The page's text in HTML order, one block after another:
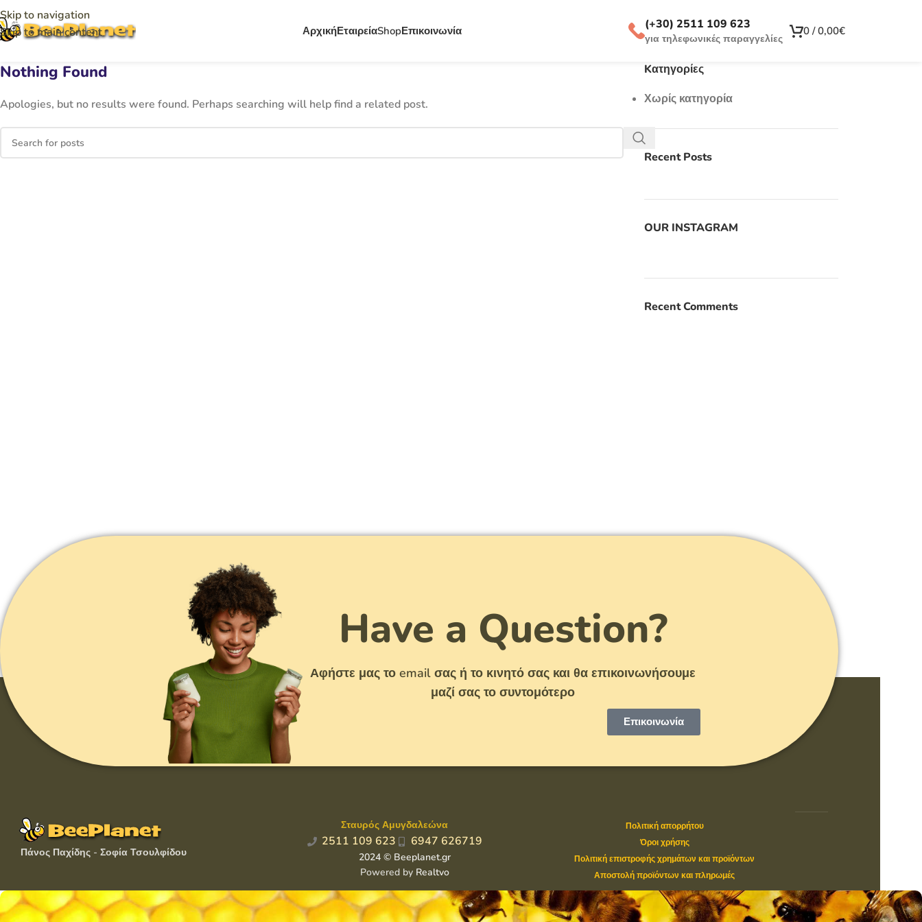
Skip to navigation
Skip to main content
ΑρχικήΕταιρείαShopΕπικοινωνία (+30) 2511 109 623
για τηλεφωνικές παραγγελίες
0 / 0,00€
Nothing Found
Apologies, but no results were found. Perhaps searching will help find a related post.
Kατηγορίες
Χωρίς κατηγορία
Recent Posts
OUR INSTAGRAM
Recent Comments
Have a Question?
Αφήστε μας το email σας ή το κινητό σας και θα επικοινωνήσουμε
μαζί σας το συντομότερο
Επικοινωνία
Πάνος Παχίδης - Σοφία Τσουλφίδου
Σταυρός Αμυγδαλεώνα
2511 109 623 6947 626719
2024 © Beeplanet.gr
Powered by Realtvo
Πολιτική απορρήτου
Όροι χρήσης
Πολιτική επιστροφής χρημάτων και προϊόντων
Αποστολή προϊόντων και πληρωμές